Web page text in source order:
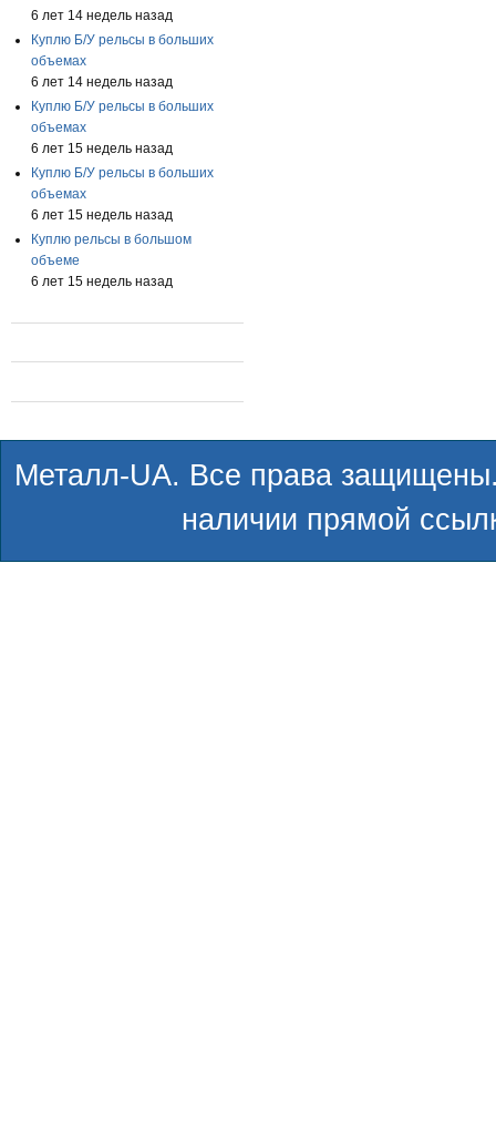
6 лет 14 недель назад
Куплю Б/У рельсы в больших
объемах
6 лет 14 недель назад
Куплю Б/У рельсы в больших
объемах
6 лет 15 недель назад
Куплю Б/У рельсы в больших
объемах
6 лет 15 недель назад
Куплю рельсы в большом
объеме
6 лет 15 недель назад
Металл-UA. Все права
наличии прямой